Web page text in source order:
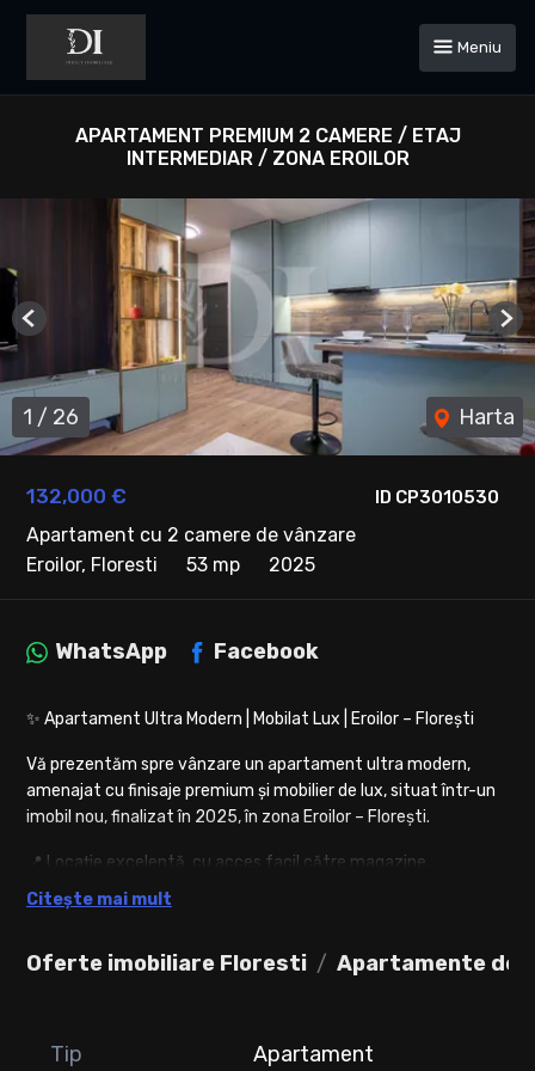
Meniu
APARTAMENT PREMIUM 2 CAMERE / ETAJ
INTERMEDIAR / ZONA EROILOR
ID CP3010530
132,000 €
Apartament cu 2 camere de vânzare
Eroilor, Floresti
53 mp 2025
1 / 26 Harta
Previous
Oferte imobiliare Floresti Apartamente de
WhatsApp Facebook
✨ Apartament Ultra Modern | Mobilat Lux | Eroilor – Florești
Vă prezentăm spre vânzare un apartament ultra modern,
amenajat cu finisaje premium și mobilier de lux, situat într-un
imobil nou, finalizat în 2025, în zona Eroilor – Florești.
📍 Locație excelentă, cu acces facil către magazine,
restaurante, stații de transport și puncte de interes.
Suprafață utilă: 53 mp + 9 mp balcon
Living generos cu bucătărie open-space
Citește mai mult
Tip
Apartament